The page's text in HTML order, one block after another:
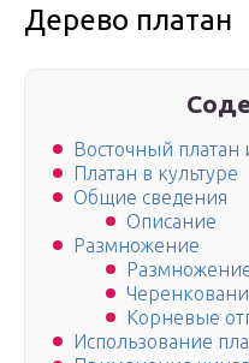
Дерево платан
Восточный платан
Платан в культуре
Общие сведения
Описание
Размножение
Корневые
Использование